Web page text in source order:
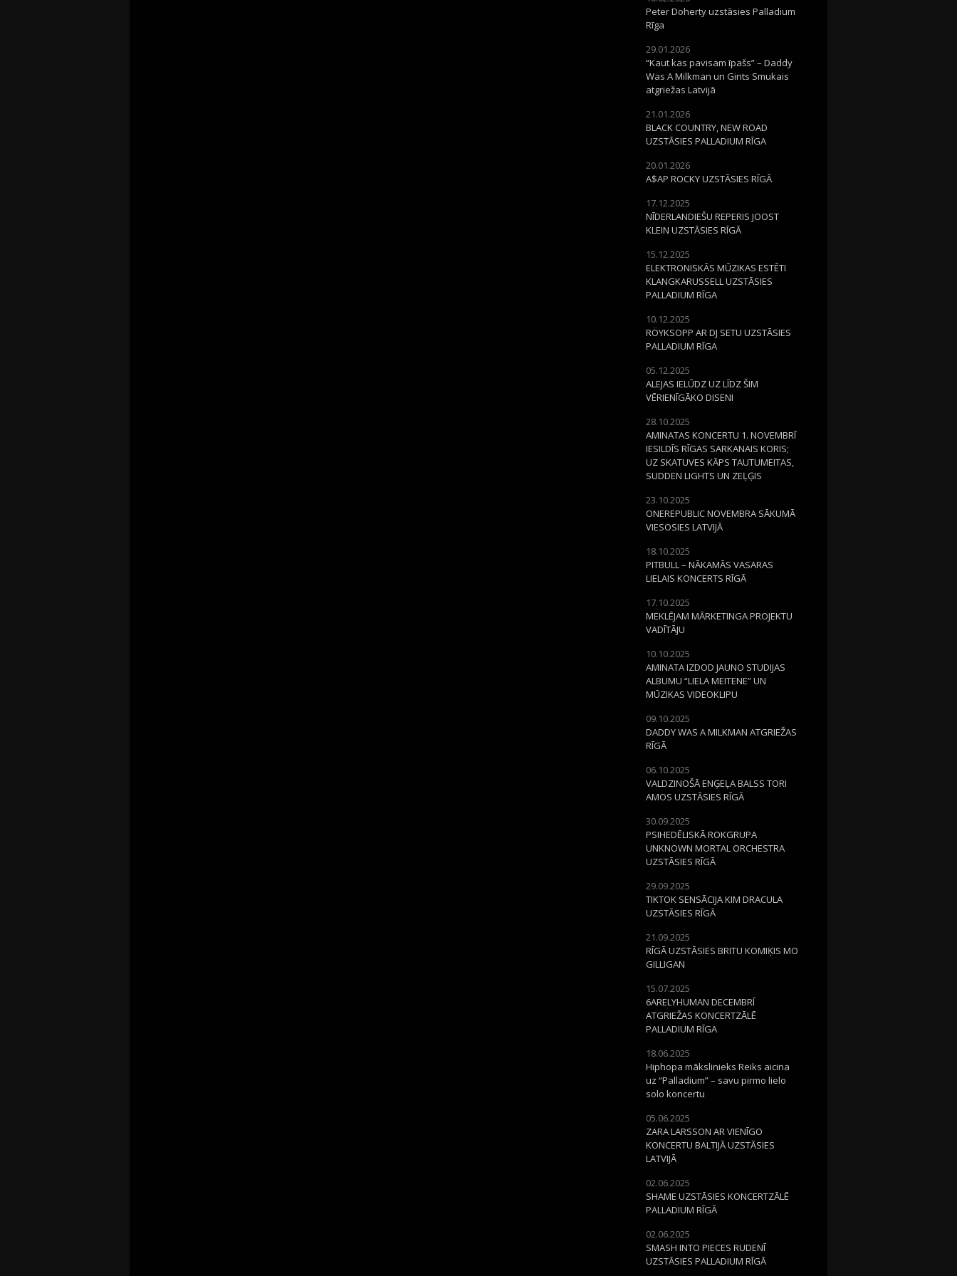
Peter Doherty uzstāsies Palladium
Rīga
29.01.2026
“Kaut kas pavisam īpašs” – Daddy
Was A Milkman un Gints Smukais
atgriežas Latvijā
21.01.2026
BLACK COUNTRY, NEW ROAD
UZSTĀSIES PALLADIUM RĪGA
20.01.2026
A$AP ROCKY UZSTĀSIES RĪGĀ
17.12.2025
NĪDERLANDIEŠU REPERIS JOOST
KLEIN UZSTĀSIES RĪGĀ
15.12.2025
ELEKTRONISKĀS MŪZIKAS ESTĒTI
KLANGKARUSSELL UZSTĀSIES
PALLADIUM RĪGA
10.12.2025
RÖYKSOPP AR DJ SETU UZSTĀSIES
PALLADIUM RĪGA
05.12.2025
ALEJAS IELŪDZ UZ LĪDZ ŠIM
VĒRIENĪGĀKO DISENI
28.10.2025
AMINATAS KONCERTU 1. NOVEMBRĪ
IESILDĪS RĪGAS SARKANAIS KORIS;
UZ SKATUVES KĀPS TAUTUMEITAS,
SUDDEN LIGHTS UN ZEĻĢIS
23.10.2025
ONEREPUBLIC NOVEMBRA SĀKUMĀ
VIESOSIES LATVIJĀ
18.10.2025
PITBULL – NĀKAMĀS VASARAS
LIELAIS KONCERTS RĪGĀ
17.10.2025
MEKLĒJAM MĀRKETINGA PROJEKTU
VADĪTĀJU
10.10.2025
AMINATA IZDOD JAUNO STUDIJAS
ALBUMU “LIELA MEITENE” UN
MŪZIKAS VIDEOKLIPU
09.10.2025
DADDY WAS A MILKMAN ATGRIEŽAS
RĪGĀ
06.10.2025
VALDZINOŠĀ ENĢEĻA BALSS TORI
AMOS UZSTĀSIES RĪGĀ
30.09.2025
PSIHEDĒLISKĀ ROKGRUPA
UNKNOWN MORTAL ORCHESTRA
UZSTĀSIES RĪGĀ
29.09.2025
TIKTOK SENSĀCIJA KIM DRACULA
UZSTĀSIES RĪGĀ
21.09.2025
RĪGĀ UZSTĀSIES BRITU KOMIĶIS MO
GILLIGAN
15.07.2025
6ARELYHUMAN DECEMBRĪ
ATGRIEŽAS KONCERTZĀLĒ
PALLADIUM RĪGA
18.06.2025
Hiphopa mākslinieks Reiks aicina
uz “Palladium” – savu pirmo lielo
solo koncertu
05.06.2025
ZARA LARSSON AR VIENĪGO
KONCERTU BALTIJĀ UZSTĀSIES
LATVIJĀ
02.06.2025
SHAME UZSTĀSIES KONCERTZĀLĒ
PALLADIUM RĪGĀ
02.06.2025
SMASH INTO PIECES RUDENĪ
UZSTĀSIES PALLADIUM RĪGĀ